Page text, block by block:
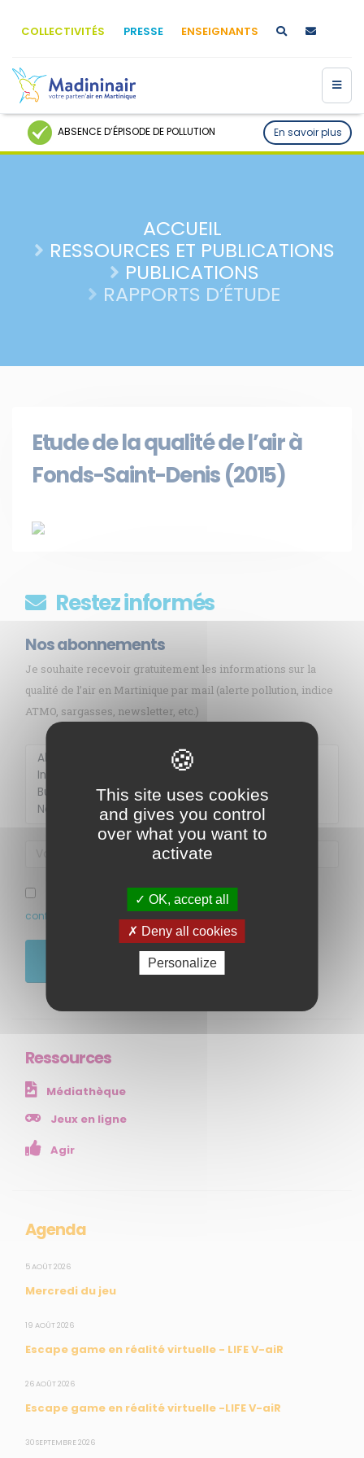
COLLECTIVITÉS PRESSE ENSEIGNANTS
ABSENCE D’ÉPISODE DE POLLUTION En savoir plus
ACCUEIL
RESSOURCES ET PUBLICATIONS
PUBLICATIONS
RAPPORTS D’ÉTUDE
Etude de la qualité de l’air à
Fonds-Saint-Denis (2015)
Restez informés
Nos abonnements
Je souhaite recevoir gratuitement les informations sur la
qualité de l’air en Martinique par mail (alerte pollution, indice
ATMO, sargasses, newsletter, etc.)
J’ai pris connaissance et accepte la politique de
confidentialité de ce site
Ressources
Médiathèque
Jeux en ligne
Agir
Agenda
5 AOÛT 2026
Mercredi du jeu
19 AOÛT 2026
Escape game en réalité virtuelle - LIFE V-aiR
26 AOÛT 2026
Escape game en réalité virtuelle -LIFE V-aiR
30 SEPTEMBRE 2026
Membre de
Accueil
Qui sommes-nous ?
Agir
NOS SERVICES
Presse
Mesures du réseau Sargasses
Open Data
CONTACT
This site uses cookies
and gives you control
over what you want to
activate
OK, accept all
Deny all cookies
Personalize